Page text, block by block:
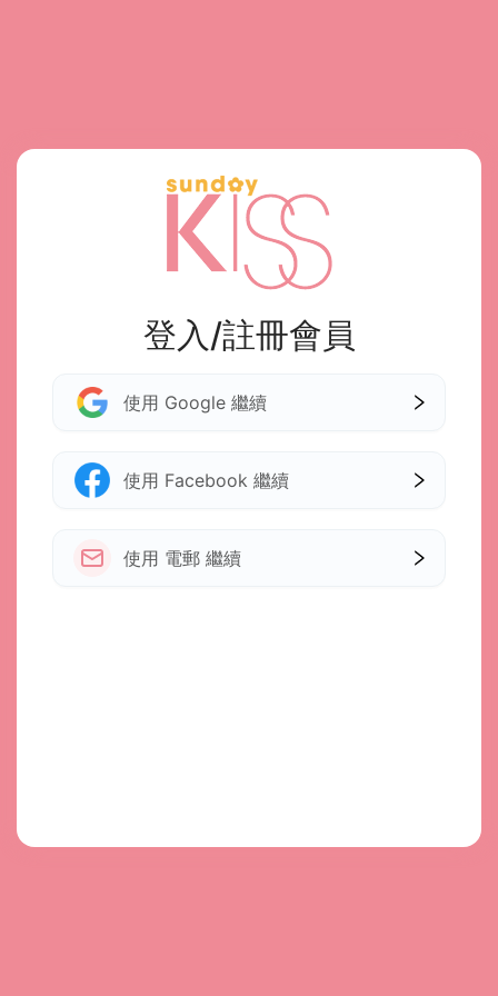
登入/註冊會員
使用 Google 繼續
使用 Facebook 繼續
使用 電郵 繼續